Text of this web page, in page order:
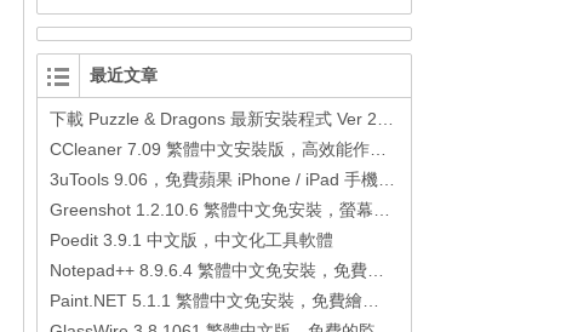
最近文章
Poedit 3.9.1 中文版，中文化工具軟體